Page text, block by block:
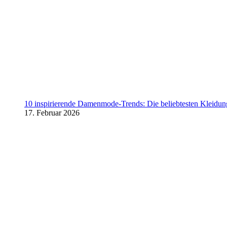
10 inspirierende Damenmode-Trends: Die beliebtesten
17. Februar 2026